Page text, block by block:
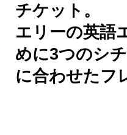
チケット。⠀⠀
エリーの英語
めに3つのシ
に合わせたフ